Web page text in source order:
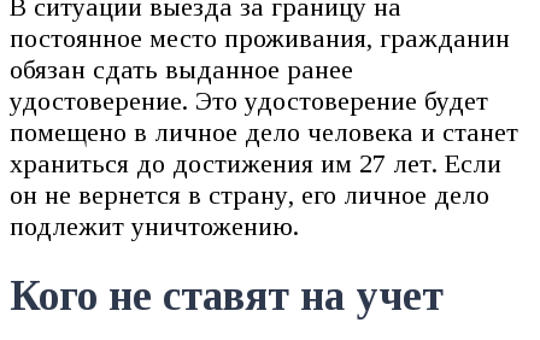
В ситуации выезда за границу на
постоянное место проживания, гражданин
обязан сдать выданное ранее
удостоверение. Это удостоверение будет
помещено в личное дело человека и станет
храниться до достижения им 27 лет. Если
он не вернется в страну, его личное дело
подлежит уничтожению.
Кого не ставят на учет